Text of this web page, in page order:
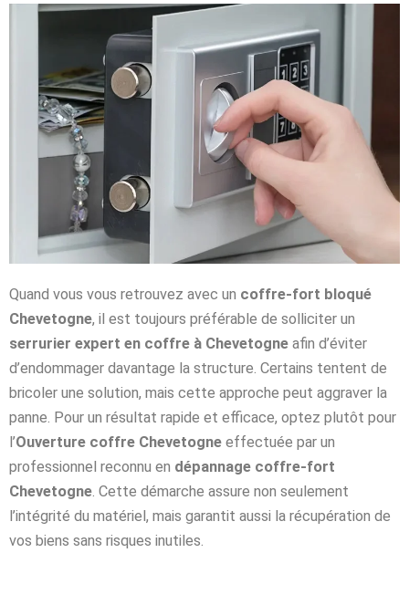
Quand vous vous retrouvez avec un coffre-fort bloqué
Chevetogne, il est toujours préférable de solliciter un
serrurier expert en coffre à Chevetogne afin d’éviter
d’endommager davantage la structure. Certains tentent de
bricoler une solution, mais cette approche peut aggraver la
panne. Pour un résultat rapide et efficace, optez plutôt pour
l’Ouverture coffre Chevetogne effectuée par un
professionnel reconnu en dépannage coffre-fort
Chevetogne. Cette démarche assure non seulement
l’intégrité du matériel, mais garantit aussi la récupération de
vos biens sans risques inutiles.